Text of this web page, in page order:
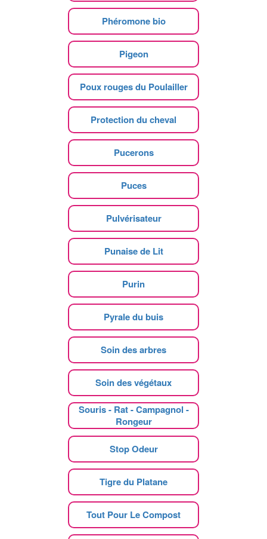
Phéromone bio
Pigeon
Poux rouges du Poulailler
Protection du cheval
Pucerons
Puces
Pulvérisateur
Punaise de Lit
Purin
Pyrale du buis
Soin des arbres
Soin des végétaux
Souris - Rat - Campagnol -
Rongeur
Stop Odeur
Tigre du Platane
Tout Pour Le Compost